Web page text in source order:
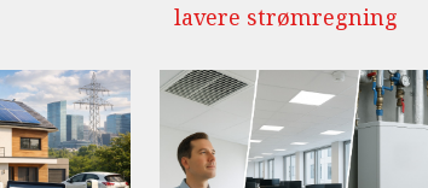
lavere strømregning